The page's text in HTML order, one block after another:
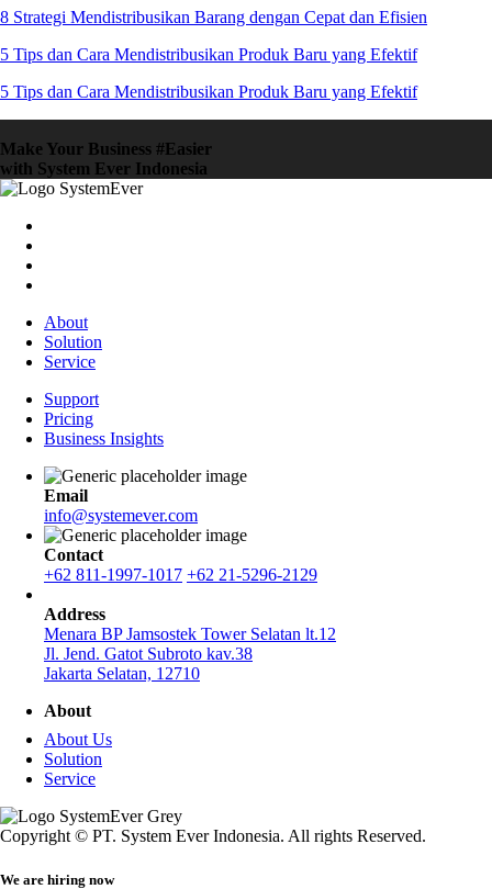
8 Strategi Mendistribusikan Barang dengan Cepat dan Efisien
5 Tips dan Cara Mendistribusikan Produk Baru yang Efektif
5 Tips dan Cara Mendistribusikan Produk Baru yang Efektif
Make Your Business #Easier
with System Ever Indonesia
About
Solution
Service
Support
Pricing
Business Insights
Email
info@systemever.com
Contact
+62 811-1997-1017 +62 21-5296-2129
Address
Menara BP Jamsostek Tower Selatan lt.12
Jl. Jend. Gatot Subroto kav.38
Jakarta Selatan, 12710
About
About Us
Solution
Service
Copyright © PT. System Ever Indonesia. All rights Reserved.
We are hiring now